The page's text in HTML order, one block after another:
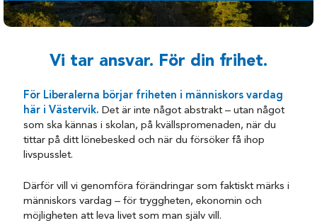
Vi tar ansvar. För din frihet.
För Liberalerna börjar friheten i människors vardag
här i Västervik. Det är inte något abstrakt – utan något
som ska kännas i skolan, på kvällspromenaden, när du
tittar på ditt lönebesked och när du försöker få ihop
livspusslet.
Därför vill vi genomföra förändringar som faktiskt märks i
människors vardag – för tryggheten, ekonomin och
möjligheten att leva livet som man själv vill.